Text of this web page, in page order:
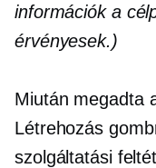
információk a
érvényesek.)
Miután megadta
Létrehozás
szolgáltatási